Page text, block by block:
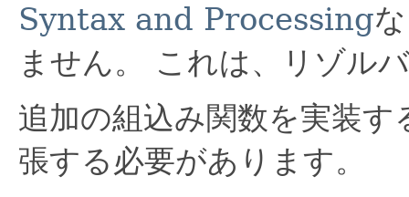
Syntax and Processing
ません。
これは、リゾル
追加の組込み関数を実装
張する必要があります。